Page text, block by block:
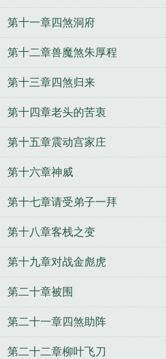
第十一章四煞洞府
第十二章兽魔煞朱厚程
第十三章四煞归来
第十四章老头的苦衷
第十五章震动宫家庄
第十六章神威
第十七章请受弟子一拜
第十八章客栈之变
第十九章对战金彪虎
第二十章被围
第二十一章四煞助阵
第二十二章柳叶飞刀